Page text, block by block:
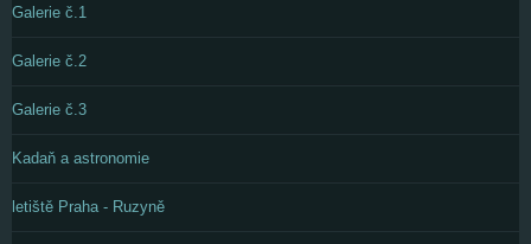
Galerie č.1
Galerie č.2
Galerie č.3
Kadaň a astronomie
letiště Praha - Ruzyně